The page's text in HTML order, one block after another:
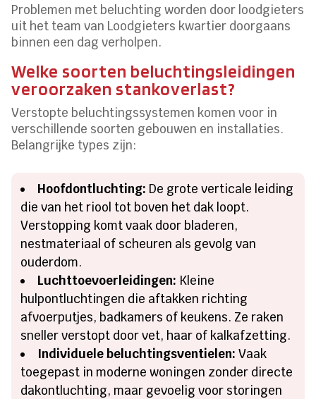
Problemen met beluchting worden door loodgieters
uit het team van Loodgieters kwartier doorgaans
binnen een dag verholpen.
Welke soorten beluchtingsleidingen
veroorzaken stankoverlast?
Verstopte beluchtingssystemen komen voor in
verschillende soorten gebouwen en installaties.
Belangrijke types zijn:
Hoofdontluchting: De grote verticale leiding
die van het riool tot boven het dak loopt.
Verstopping komt vaak door bladeren,
nestmateriaal of scheuren als gevolg van
ouderdom.
Luchttoevoerleidingen: Kleine
hulpontluchtingen die aftakken richting
afvoerputjes, badkamers of keukens. Ze raken
sneller verstopt door vet, haar of kalkafzetting.
Individuele beluchtingsventielen: Vaak
toegepast in moderne woningen zonder directe
dakontluchting, maar gevoelig voor storingen